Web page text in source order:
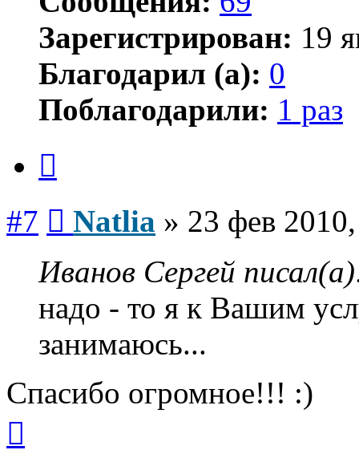
Зарегистрирован: 19
Благодарил (а): 0
Поблагодарили: 1 раз
#7 Natlia » 23 фев
Иванов Сергей
надо - то я к Вашим
занимаюсь...
Спасибо огромное!!! :)
началу